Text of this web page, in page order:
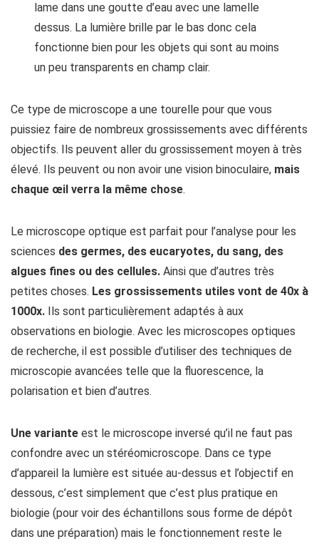
lame dans une goutte d’eau avec une lamelle
dessus. La lumière brille par le bas donc cela
fonctionne bien pour les objets qui sont au moins
un peu transparents en champ clair.
Ce type de microscope a une tourelle pour que vous
puissiez faire de nombreux grossissements avec différents
objectifs. Ils peuvent aller du grossissement moyen à très
élevé. Ils peuvent ou non avoir une vision binoculaire, mais
chaque œil verra la même chose.
Le microscope optique est parfait pour l’analyse pour les
sciences des germes, des eucaryotes, du sang, des
algues fines ou des cellules. Ainsi que d’autres très
petites choses. Les grossissements utiles vont de 40x à
1000x. Ils sont particulièrement adaptés à aux
observations en biologie. Avec les microscopes optiques
de recherche, il est possible d’utiliser des techniques de
microscopie avancées telle que la fluorescence, la
polarisation et bien d’autres.
Une variante est le microscope inversé qu’il ne faut pas
confondre avec un stéréomicroscope. Dans ce type
d’appareil la lumière est située au-dessus et l’objectif en
dessous, c’est simplement que c’est plus pratique en
biologie (pour voir des échantillons sous forme de dépôt
dans une préparation) mais le fonctionnement reste le